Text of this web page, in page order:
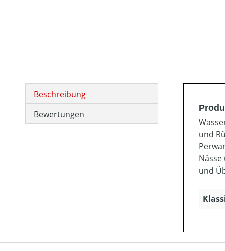
Beschreibung
Bewertungen
und
und